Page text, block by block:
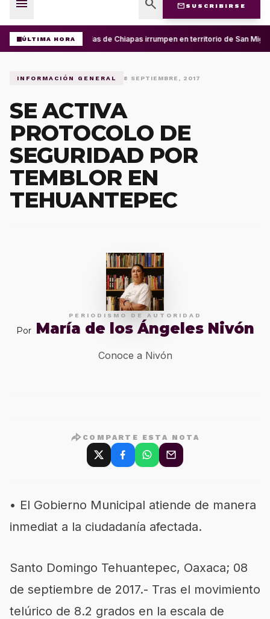
menu search mail SUSCRIBIRSE
ÚLTIMA HORAPolicías de Chiapas irrumpen en territorio de San
INFORMACIÓN GENERAL 8 SEPTIEMBRE, 2017
SE ACTIVA
PROTOCOLO DE
SEGURIDAD POR
TEMBLOR EN
TEHUANTEPEC
PERIODISMO DE AUTORIDAD
Por María de los Ángeles Nivón
Conoce a Nivón
COMPARTE ESTA NOTA
• El Gobierno Municipal atiende de manera
inmediat a la ciudadanía afectada.
Santo Domingo Tehuantepec, Oaxaca; 08
de septiembre de 2017.- Tras el movimiento
telúrico de 8.2 grados en la escala de